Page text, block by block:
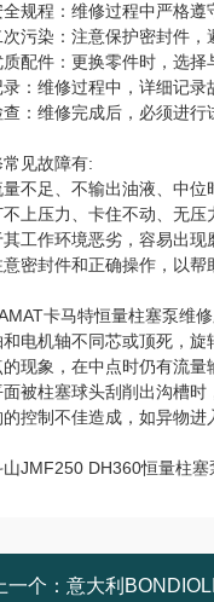
规程：维修过程中严格遵
污染：注意保护密封件，
配件：更换零件时，选择
：维修过程中，详细记录
：维修完成后，必须进行
见故障有:
不足、不输出油液、中
上压力、卡住不动、无
工作环境恶劣，容易出
密封件和正确操作，以帮
卡马特恒量柱塞泵维
电机轴不同芯或顶死，
现象，在中点时仍有流量
被柱塞球头刮削出沟槽
控制不佳造成，如异物
山JMF250 DH360恒量柱塞
一个： 意大利BONDIOLI